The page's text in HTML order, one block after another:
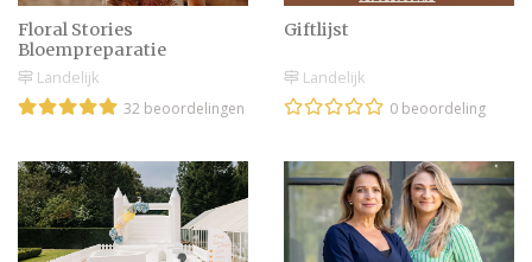
Floral Stories
Bloempreparatie
Landelijk
32 beoordelingen
Giftlijst
Landelijk
0 beoordeling